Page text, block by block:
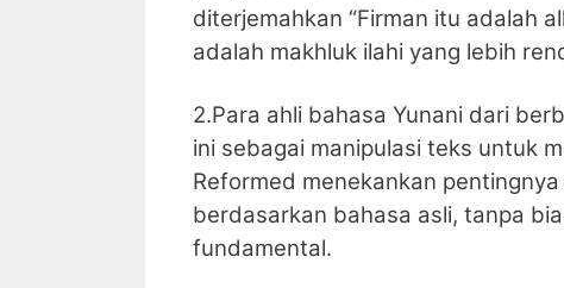
diterjemahkan “Firman itu adalah
adalah makhluk ilahi yang lebih
2.Para ahli bahasa Yunani dari
ini sebagai manipulasi teks untuk
Reformed menekankan
berdasarkan bahasa asli, tanpa
fundamental.